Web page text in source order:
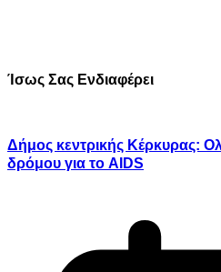
Ίσως Σας Ενδιαφέρει
Δήμος κεντρικής Κέρκυρας:
δρόμου για το AIDS